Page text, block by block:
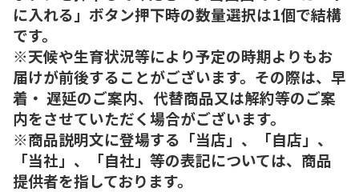
に入れる」ボタン押下時の数量選択は1個で結構
です。
※天候や生育状況等により予定の時期よりもお
届けが前後することがございます。その際は、早
着・ 遅延のご案内、代替商品又は解約等のご案
内をさせていただく場合がございます。
※商品説明文に登場する「当店」、「自店」、
「当社」、「自社」等の表記については、商品
提供者を指しております。